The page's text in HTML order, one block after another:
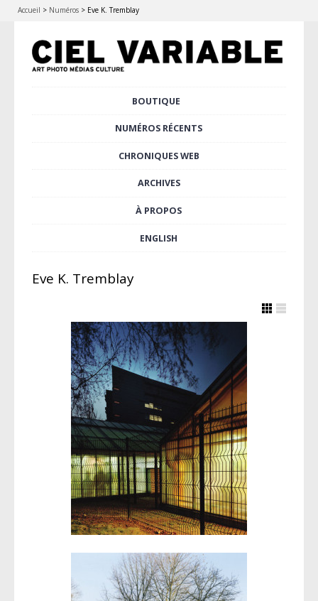
Accueil > Numéros > Eve K. Tremblay
BOUTIQUE
NUMÉROS RÉCENTS
CHRONIQUES WEB
ARCHIVES
À PROPOS
ENGLISH
Eve K. Tremblay